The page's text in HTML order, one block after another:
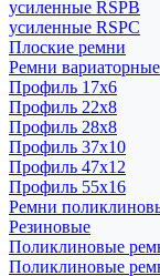
усиленные RSPB
усиленные RSPC
Плоские ремни
Ремни вариаторные
Профиль 17x6
Профиль 22x8
Профиль 28x8
Профиль 37x10
Профиль 47x12
Профиль 55x16
Ремни
Резиновые
Поликлиновые
Поликлиновые